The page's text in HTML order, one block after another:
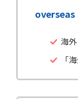
overseas
海
「